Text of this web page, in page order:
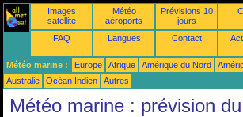
Images
satellite
Météo
aéroports
Prévisions 10
jours
FAQ Langues Contact
Météo marine : Europe Afrique Amérique du Nord
Australie
Océan Indien Autres
Météo marine : prévision